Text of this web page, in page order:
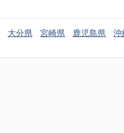
大分県 宮崎県 鹿児島県 沖